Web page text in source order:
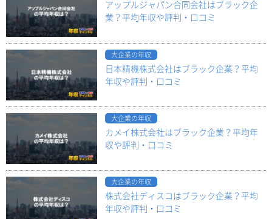
アップルジャパン合同会社はブラック企
業？平均年収や評判・口コミ
大企業の年収
日本精機株式会社はブラック企業？平均
年収や評判・口コミ
大企業の年収
カメイ株式会社はブラック企業？平均年
収や評判・口コミ
大企業の年収
株式会社ディスコはブラック企業？平均
年収や評判・口コミ